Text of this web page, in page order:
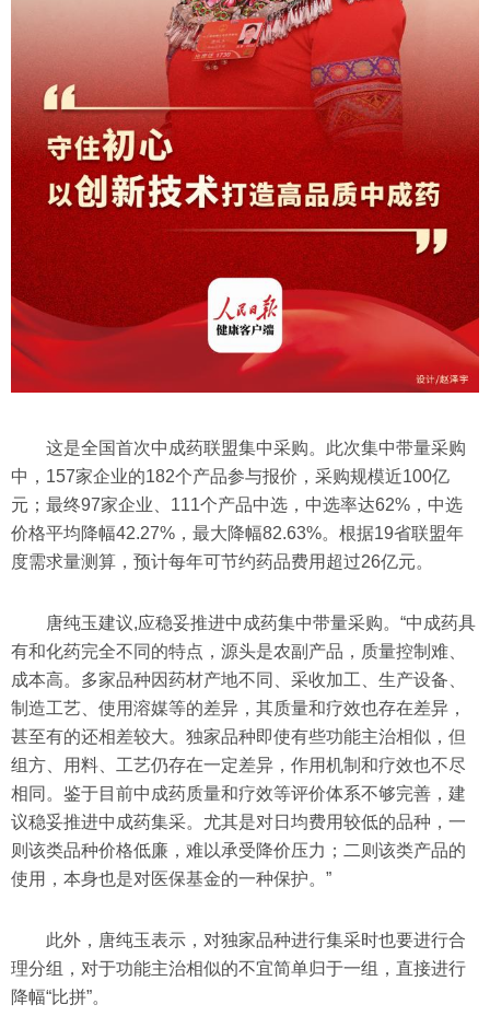
这是全国首次中成药联盟集中采购。此次集中带量采购
中，157家企业的182个产品参与报价，采购规模近100亿
元；最终97家企业、111个产品中选，中选率达62%，中选
价格平均降幅42.27%，最大降幅82.63%。根据19省联盟年
度需求量测算，预计每年可节约药品费用超过26亿元。
唐纯玉建议,应稳妥推进中成药集中带量采购。“中成药具
有和化药完全不同的特点，源头是农副产品，质量控制难、
成本高。多家品种因药材产地不同、采收加工、生产设备、
制造工艺、使用溶媒等的差异，其质量和疗效也存在差异，
甚至有的还相差较大。独家品种即使有些功能主治相似，但
组方、用料、工艺仍存在一定差异，作用机制和疗效也不尽
相同。鉴于目前中成药质量和疗效等评价体系不够完善，建
议稳妥推进中成药集采。尤其是对日均费用较低的品种，一
则该类品种价格低廉，难以承受降价压力；二则该类产品的
使用，本身也是对医保基金的一种保护。”
此外，唐纯玉表示，对独家品种进行集采时也要进行合
理分组，对于功能主治相似的不宜简单归于一组，直接进行
降幅“比拼”。